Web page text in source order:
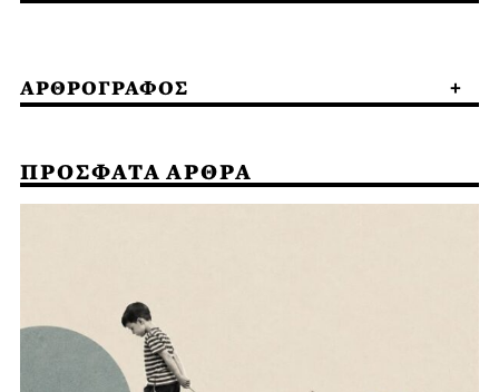
ΑΡΘΡΟΓΡΑΦΟΣ
ΠΡΟΣΦΑΤΑ ΑΡΘΡΑ